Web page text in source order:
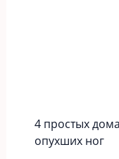
4 простых
опухших ног